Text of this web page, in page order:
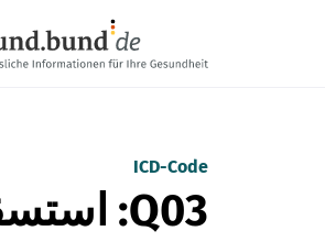
ICD-Code
Q03: استسقاء دماغي خلقي